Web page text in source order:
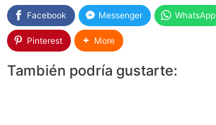
Facebook Messenger WhatsApp
Pinterest More
También podría gustarte: